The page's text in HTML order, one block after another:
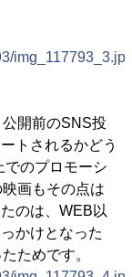
開前のSNS投
トされるかどう
のプロモーシ
画もその点は
のは、WEB以
かけとなった
ためです。